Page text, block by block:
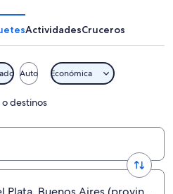
ActividadesCruceros
Auto Económica
destinos